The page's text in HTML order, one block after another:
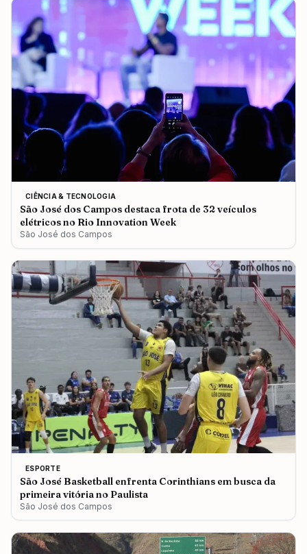
CIÊNCIA & TECNOLOGIA
São José dos Campos destaca frota de 32 veículos
elétricos no Rio Innovation Week
São José dos Campos
ESPORTE
São José Basketball enfrenta Corinthians em busca da
primeira vitória no Paulista
São José dos Campos